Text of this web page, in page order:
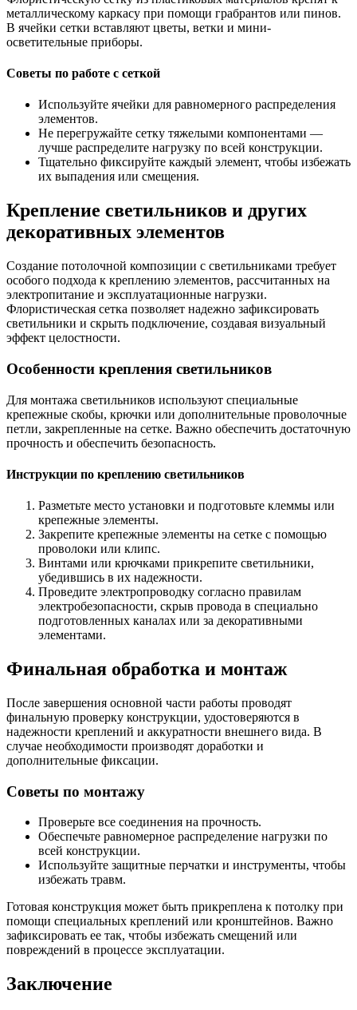
металлическому каркасу при помощи грабрантов или пинов.
В ячейки сетки вставляют цветы, ветки и мини-
осветительные приборы.
Советы по работе с сеткой
Используйте ячейки для равномерного распределения
элементов.
Не перегружайте сетку тяжелыми компонентами —
лучше распределите нагрузку по всей конструкции.
Тщательно фиксируйте каждый элемент, чтобы избежать
их выпадения или смещения.
Крепление светильников и других
декоративных элементов
Создание потолочной композиции с светильниками требует
особого подхода к креплению элементов, рассчитанных на
электропитание и эксплуатационные нагрузки.
Флористическая сетка позволяет надежно зафиксировать
светильники и скрыть подключение, создавая визуальный
эффект целостности.
Особенности крепления светильников
Для монтажа светильников используют специальные
крепежные скобы, крючки или дополнительные проволочные
петли, закрепленные на сетке. Важно обеспечить достаточную
прочность и обеспечить безопасность.
Инструкции по креплению светильников
Разметьте место установки и подготовьте клеммы или
крепежные элементы.
Закрепите крепежные элементы на сетке с помощью
проволоки или клипс.
Винтами или крючками прикрепите светильники,
убедившись в их надежности.
Проведите электропроводку согласно правилам
электробезопасности, скрыв провода в специально
подготовленных каналах или за декоративными
элементами.
Финальная обработка и монтаж
После завершения основной части работы проводят
финальную проверку конструкции, удостоверяются в
надежности креплений и аккуратности внешнего вида. В
случае необходимости производят доработки и
дополнительные фиксации.
Советы по монтажу
Проверьте все соединения на прочность.
Обеспечьте равномерное распределение нагрузки по
всей конструкции.
Используйте защитные перчатки и инструменты, чтобы
избежать травм.
Готовая конструкция может быть прикреплена к потолку при
помощи специальных креплений или кронштейнов. Важно
зафиксировать ее так, чтобы избежать смещений или
повреждений в процессе эксплуатации.
Заключение